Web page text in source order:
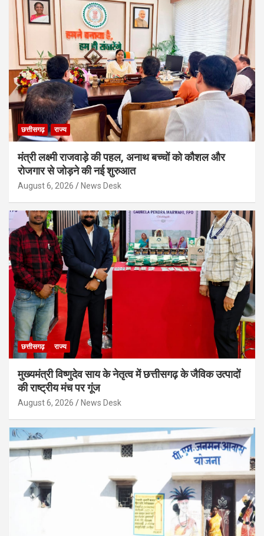
छत्तीसगढ़ राज्य
मंत्री लक्ष्मी राजवाड़े की पहल, अनाथ बच्चों को कौशल और
रोजगार से जोड़ने की नई शुरुआत
August 6, 2026 News Desk
छत्तीसगढ़ राज्य
मुख्यमंत्री विष्णुदेव साय के नेतृत्व में छत्तीसगढ़ के जैविक उत्पादों
की राष्ट्रीय मंच पर गूंज
August 6, 2026 News Desk